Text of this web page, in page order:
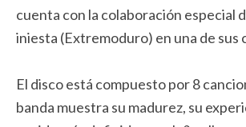
cuenta con la colaboración especial
iniesta (Extremoduro) en una de sus
El disco está compuesto por 8
banda muestra su madurez, su